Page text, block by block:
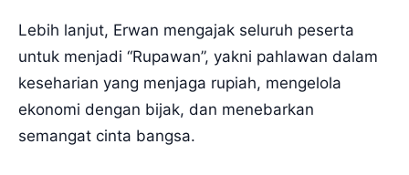
Lebih lanjut, Erwan mengajak seluruh peserta
untuk menjadi “Rupawan”, yakni pahlawan dalam
keseharian yang menjaga rupiah, mengelola
ekonomi dengan bijak, dan menebarkan
semangat cinta bangsa.